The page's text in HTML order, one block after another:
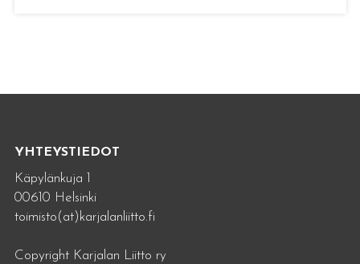
YHTEYSTIEDOT
Käpylänkuja 1
00610 Helsinki
toimisto(at)karjalanliitto.fi
Copyright Karjalan Liitto ry